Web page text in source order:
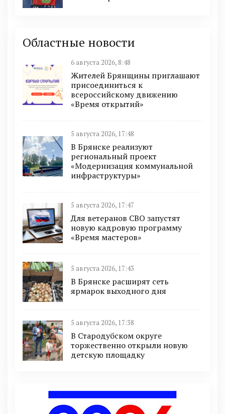
Областные новости
6 августа 2026, 8:48
Жителей Брянщины приглашают
присоединиться к
всероссийскому движению
«Время открытий»
5 августа 2026, 17:48
В Брянске реализуют
региональный проект
«Модернизация коммунальной
инфраструктуры»
5 августа 2026, 17:47
Для ветеранов СВО запустят
новую кадровую программу
«Время мастеров»
5 августа 2026, 17:43
В Брянске расширят сеть
ярмарок выходного дня
5 августа 2026, 17:38
В Стародубском округе
торжественно открыли новую
детскую площадку